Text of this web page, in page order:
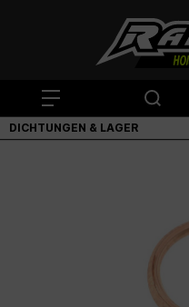
DICHTUNGEN & LAGER